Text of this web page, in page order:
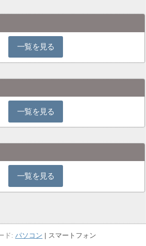
一覧を見る
一覧を見る
一覧を見る
パソコン スマートフォン